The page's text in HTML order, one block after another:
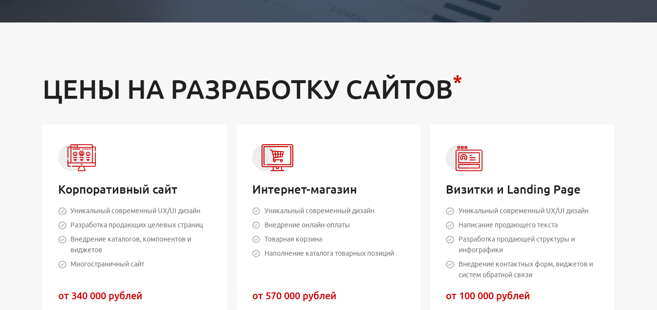
ЦЕНЫ НА РАЗРАБОТКУ САЙТОВ*
Корпоративный сайт
Уникальный современный UX/UI дизайн
Разработка продающих целевых страниц
Внедрение каталогов, компонентов и
виджетов
Многостраничный сайт
от 340 000 рублей
Интернет-магазин
Уникальный современный дизайн
Внедрение онлайн-оплаты
Товарная корзина
Наполнение каталога товарных позиций
от 570 000 рублей
Визитки и Landing Page
Уникальный современный UX/UI дизайн
Написание продающего текста
Разработка продающей структуры и
инфографики
Внедрение контактных форм, виджетов и
систем обратной связи
от 100 000 рублей